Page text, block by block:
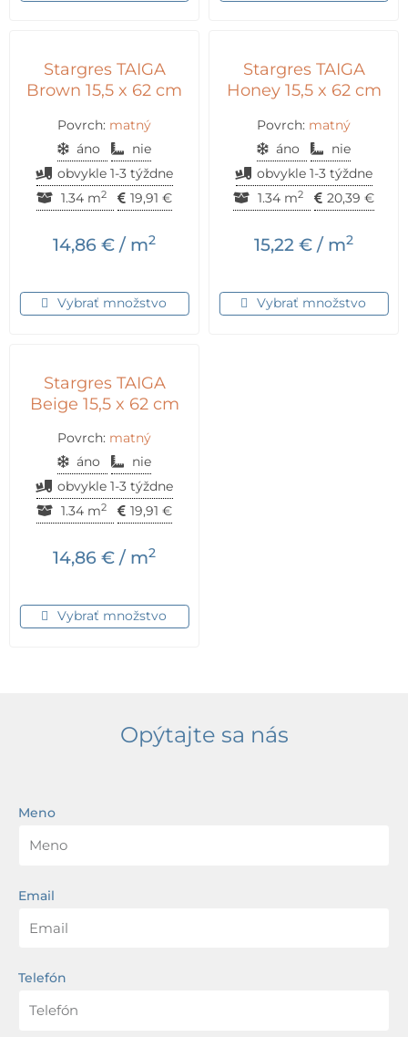
Stargres TAIGA
Brown 15,5 x 62 cm
Povrch: matný
áno
nie
obvykle 1-3 týždne
1.34 m2 19,91 €
14,86 € / m2
Vybrať množstvo
Stargres TAIGA
Honey 15,5 x 62 cm
Povrch: matný
áno
nie
obvykle 1-3 týždne
1.34 m2 20,39 €
15,22 € / m2
Vybrať množstvo
Stargres TAIGA
Beige 15,5 x 62 cm
Povrch: matný
áno
nie
obvykle 1-3 týždne
1.34 m2 19,91 €
14,86 € / m2
Vybrať množstvo
Opýtajte sa nás
Meno
Email
Telefón